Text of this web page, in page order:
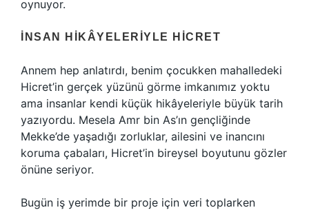
oynuyor.
İNSAN HIKÂYELERIYLE HICRET
Annem hep anlatırdı, benim çocukken mahalledeki
Hicret’in gerçek yüzünü görme imkanımız yoktu
ama insanlar kendi küçük hikâyeleriyle büyük tarih
yazıyordu. Mesela Amr bin As’ın gençliğinde
Mekke’de yaşadığı zorluklar, ailesini ve inancını
koruma çabaları, Hicret’in bireysel boyutunu gözler
önüne seriyor.
Bugün iş yerimde bir proje için veri toplarken